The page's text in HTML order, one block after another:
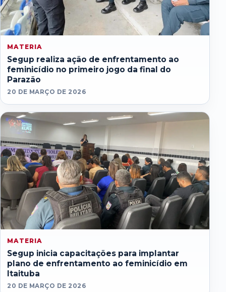
MATERIA
Segup realiza ação de enfrentamento ao
feminicídio no primeiro jogo da final do
Parazão
20 DE MARÇO DE 2026
MATERIA
Segup inicia capacitações para implantar
plano de enfrentamento ao feminicídio em
Itaituba
20 DE MARÇO DE 2026